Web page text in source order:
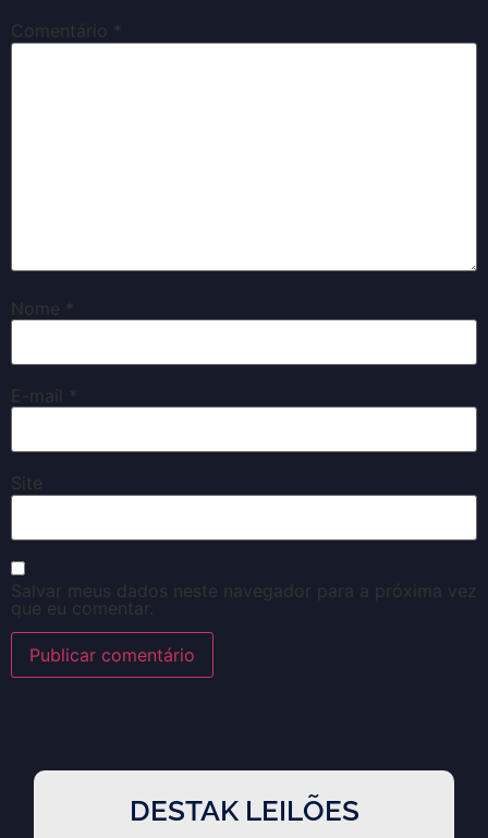
Comentário *
Nome *
E-mail *
Site
Salvar meus dados neste navegador para a próxima vez
que eu comentar.
DESTAK LEILÕES